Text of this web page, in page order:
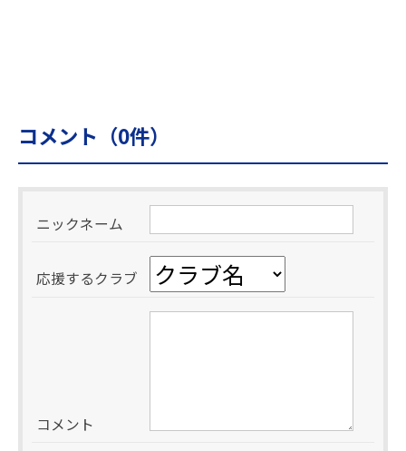
コメント（0件）
ニックネーム
応援するクラブ
コメント